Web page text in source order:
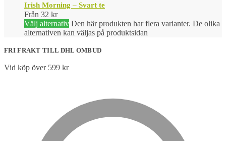
Irish Morning – Svart te
Från 32 kr
Välj alternativ Den här produkten har flera varianter. De olika
alternativen kan väljas på produktsidan
FRI FRAKT TILL DHL OMBUD
Vid köp över 599 kr